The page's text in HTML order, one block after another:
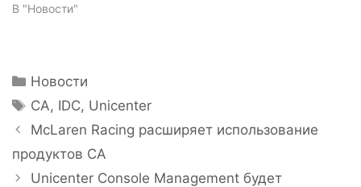
В "Новости"
Рубрики
Новости
Метки
CA, IDC, Unicenter
Навигация
McLaren Racing расширяет использование
продуктов CA
Unicenter Console Management будет